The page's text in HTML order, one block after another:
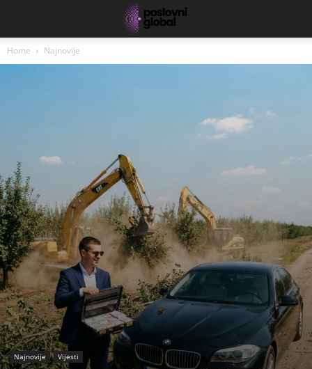
Home Najnovije
Najnovije Vijesti